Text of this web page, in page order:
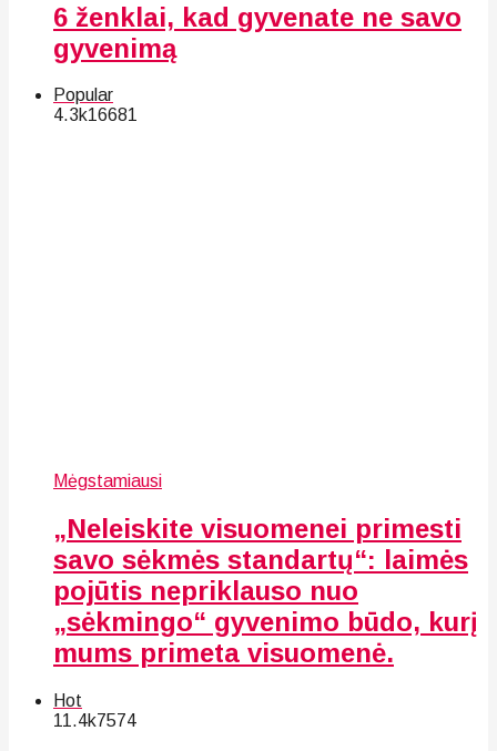
6 ženklai, kad gyvenate ne savo
gyvenimą
Popular
4.3k16681
Mėgstamiausi
„Neleiskite visuomenei primesti
savo sėkmės standartų“: laimės
pojūtis nepriklauso nuo
„sėkmingo“ gyvenimo būdo, kurį
mums primeta visuomenė.
Hot
11.4k7574